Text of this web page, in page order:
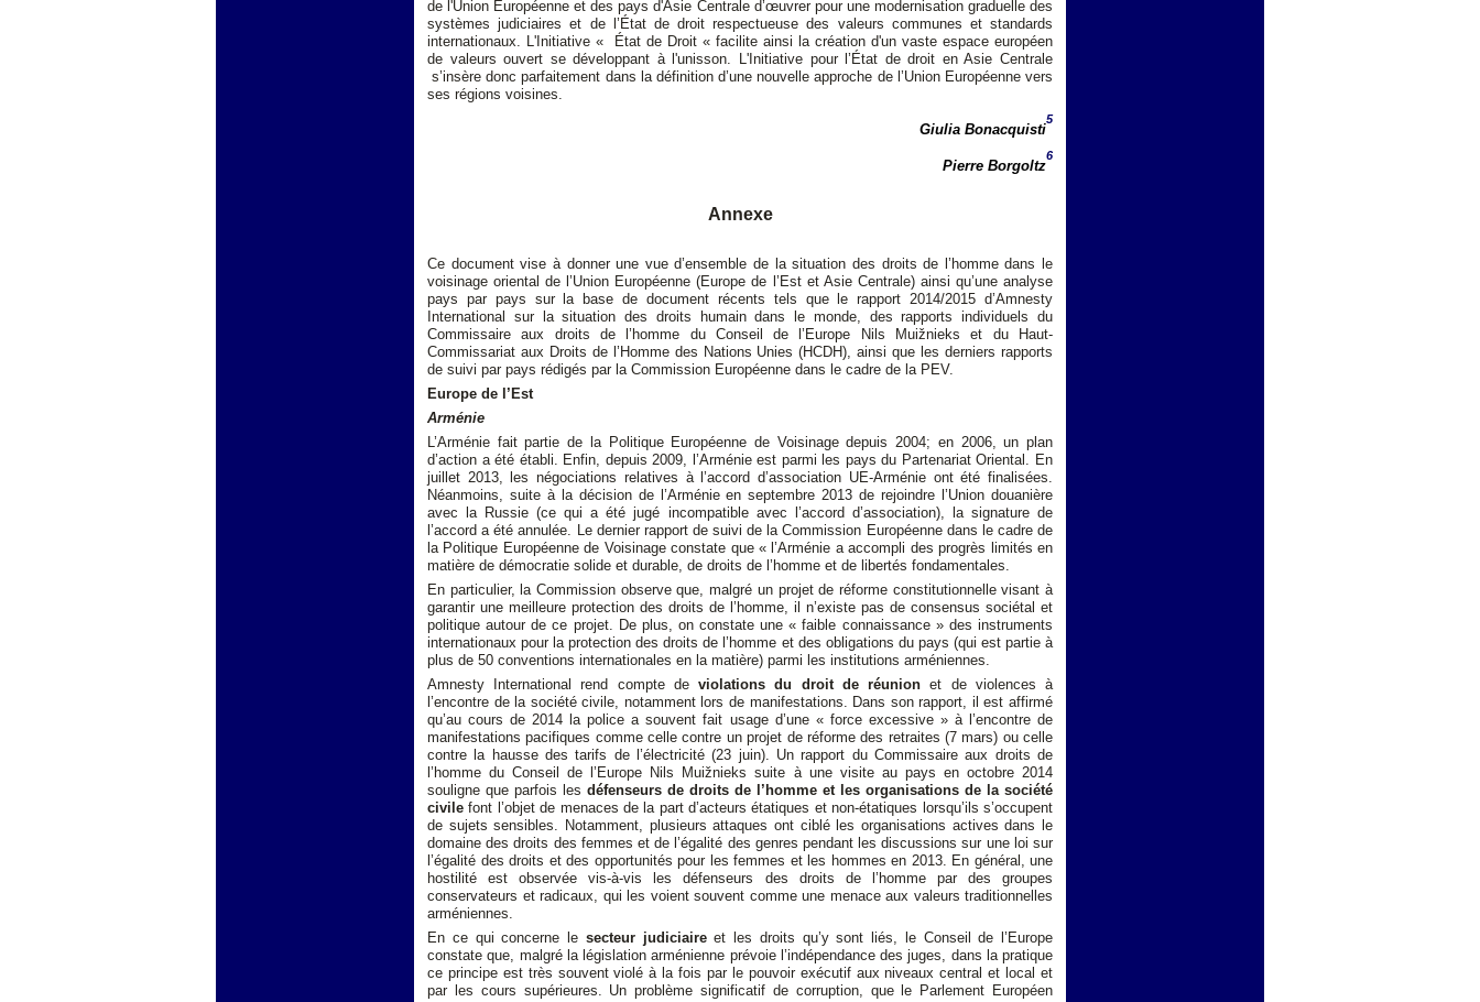
de l'Union Européenne et des pays d'Asie Centrale d’œuvrer pour une modernisation graduelle des
systèmes judiciaires et de l’État de droit respectueuse des valeurs communes et standards
internationaux. L'Initiative « État de Droit « facilite ainsi la création d'un vaste espace européen
de valeurs ouvert se développant à l'unisson. L'Initiative pour l’État de droit en Asie Centrale
s’insère donc parfaitement dans la définition d’une nouvelle approche de l’Union Européenne vers
ses régions voisines.
Giulia Bonacquisti
5
Pierre Borgoltz
6
Annexe
Ce document vise à donner une vue d’ensemble de la situation des droits de l’homme dans le
voisinage oriental de l’Union Européenne (Europe de l’Est et Asie Centrale) ainsi qu’une analyse
pays par pays sur la base de document récents tels que le rapport 2014/2015 d’Amnesty
International sur la situation des droits humain dans le monde, des rapports individuels du
Commissaire aux droits de l’homme du Conseil de l’Europe Nils Muižnieks et du Haut-
Commissariat aux Droits de l’Homme des Nations Unies (HCDH), ainsi que les derniers rapports
de suivi par pays rédigés par la Commission Européenne dans le cadre de la PEV.
Europe de l’Est
Arménie
L’Arménie fait partie de la Politique Européenne de Voisinage depuis 2004; en 2006, un plan
d’action a été établi. Enfin, depuis 2009, l’Arménie est parmi les pays du Partenariat Oriental. En
juillet 2013, les négociations relatives à l’accord d’association UE-Arménie ont été finalisées.
Néanmoins, suite à la décision de l’Arménie en septembre 2013 de rejoindre l’Union douanière
avec la Russie (ce qui a été jugé incompatible avec l’accord d’association), la signature de
l’accord a été annulée. Le dernier rapport de suivi de la Commission Européenne dans le cadre de
la Politique Européenne de Voisinage constate que « l’Arménie a accompli des progrès limités en
matière de démocratie solide et durable, de droits de l’homme et de libertés fondamentales.
En particulier, la Commission observe que, malgré un projet de réforme constitutionnelle visant à
garantir une meilleure protection des droits de l’homme, il n’existe pas de consensus sociétal et
politique autour de ce projet. De plus, on constate une « faible connaissance » des instruments
internationaux pour la protection des droits de l’homme et des obligations du pays (qui est partie à
plus de 50 conventions internationales en la matière) parmi les institutions arméniennes.
Amnesty International rend compte deviolations du droit de réunionet de violences à
l’encontre de la société civile, notamment lors de manifestations. Dans son rapport, il est affirmé
qu’au cours de 2014 la police a souvent fait usage d’une « force excessive » à l’encontre de
manifestations pacifiques comme celle contre un projet de réforme des retraites (7 mars) ou celle
contre la hausse des tarifs de l’électricité (23 juin). Un rapport du Commissaire aux droits de
l’homme du Conseil de l’Europe Nils Muižnieks suite à une visite au pays en octobre 2014
souligne que parfois les défenseurs de droits de l’homme et les organisations de la société
civilefont l’objet de menaces de la part d’acteurs étatiques et non-étatiques lorsqu’ils s’occupent
de sujets sensibles. Notamment, plusieurs attaques ont ciblé les organisations actives dans le
domaine des droits des femmes et de l’égalité des genres pendant les discussions sur une loi sur
l’égalité des droits et des opportunités pour les femmes et les hommes en 2013. En général, une
hostilité est observée vis-à-vis les défenseurs des droits de l’homme par des groupes
conservateurs et radicaux, qui les voient souvent comme une menace aux valeurs traditionnelles
arméniennes.
En ce qui concerne le secteur judiciaireet les droits qu’y sont liés, le Conseil de l’Europe
constate que, malgré la législation arménienne prévoie l’indépendance des juges, dans la pratique
ce principe est très souvent violé à la fois par le pouvoir exécutif aux niveaux central et local et
par les cours supérieures. Un problème significatif de corruption, que le Parlement Européen